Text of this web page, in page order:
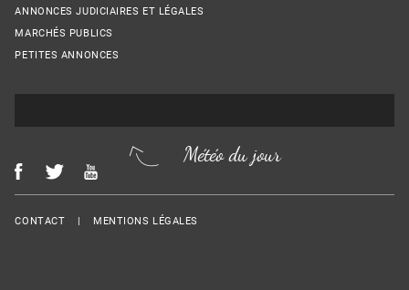
ANNONCES JUDICIAIRES ET LÉGALES
MARCHÉS PUBLICS
PETITES ANNONCES
Météo du jour
Menu Footer
CONTACT MENTIONS LÉGALES